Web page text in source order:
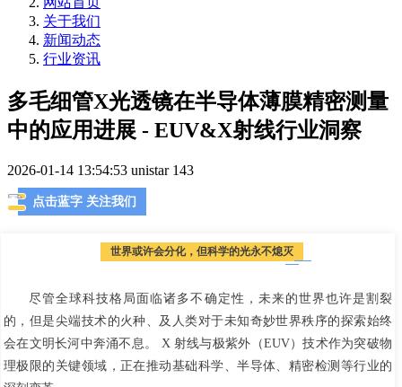
关于我们
新闻动态
行业资讯
多毛细管X光透镜在半导体薄膜精密测量
中的应用进展 - EUV&X射线行业洞察
2026-01-14 13:54:53 unistar 143
点击蓝字 关注我们
世界或许会分化，但科学的光永不熄灭
尽管全球科技格局面临诸多不确定性，未来的世界也许是割裂
的，但是尖端技术的火种、及人类对于未知奇妙世界秩序的探索始终
会在文明长河中奔涌不息。 X 射线与极紫外（EUV）技术作为突破物
理极限的关键领域，正在推动基础科学、半导体、精密检测等行业的